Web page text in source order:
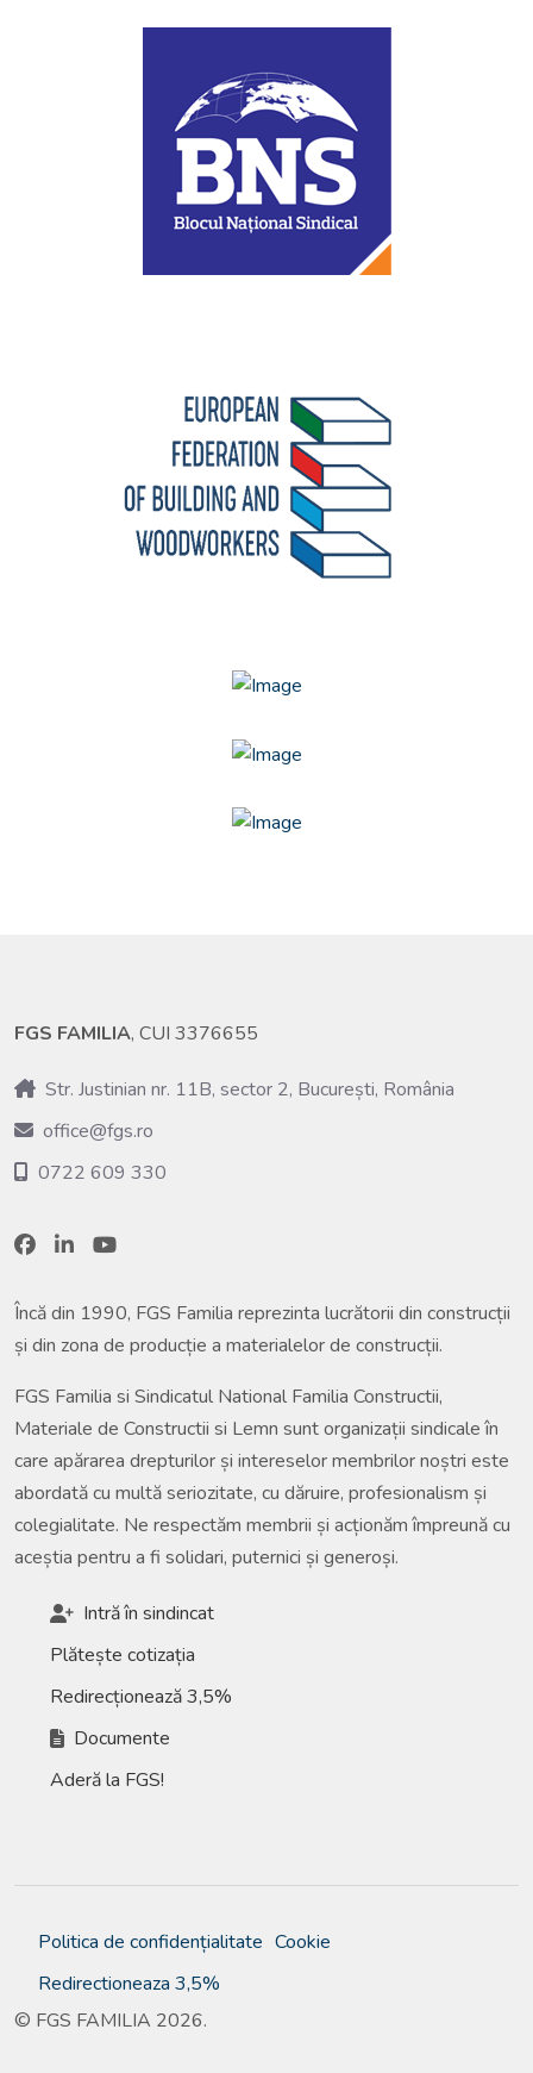
FGS FAMILIA, CUI 3376655
Str. Justinian nr. 11B, sector 2, București, România
office@fgs.ro
0722 609 330
Încă din 1990, FGS Familia reprezinta lucrătorii din construcții
și din zona de producție a materialelor de construcții.
FGS Familia si Sindicatul National Familia Constructii,
Materiale de Constructii si Lemn sunt organizații sindicale în
care apărarea drepturilor și intereselor membrilor noștri este
abordată cu multă seriozitate, cu dăruire, profesionalism și
colegialitate. Ne respectăm membrii și acționăm împreună cu
aceștia pentru a fi solidari, puternici și generoși.
Intră în sindincat
Plătește cotizația
Redirecționează 3,5%
Documente
Aderă la FGS!
Politica de confidențialitate Cookie
Redirectioneaza 3,5%
© FGS FAMILIA 2026.